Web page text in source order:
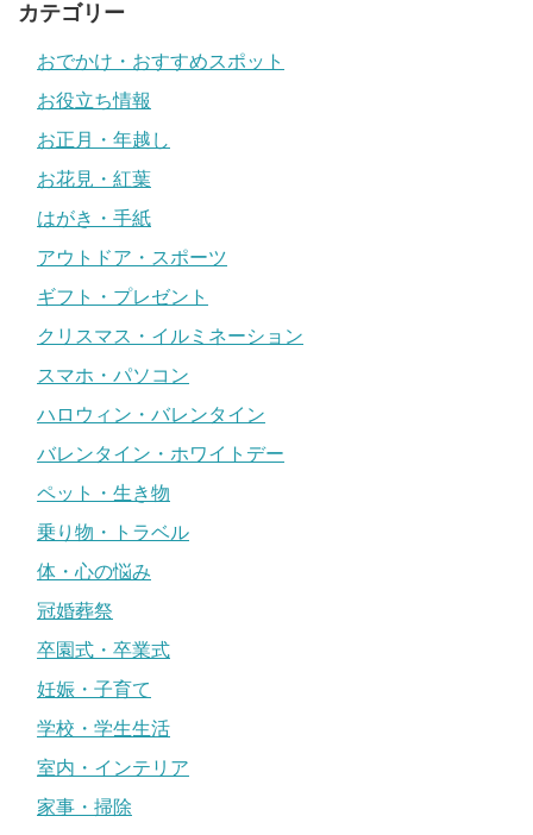
カテゴリー
おでかけ・おすすめスポット
お役立ち情報
お正月・年越し
お花見・紅葉
はがき・手紙
アウトドア・スポーツ
ギフト・プレゼント
クリスマス・イルミネーション
スマホ・パソコン
ハロウィン・バレンタイン
バレンタイン・ホワイトデー
ペット・生き物
乗り物・トラベル
体・心の悩み
冠婚葬祭
卒園式・卒業式
妊娠・子育て
学校・学生生活
室内・インテリア
家事・掃除